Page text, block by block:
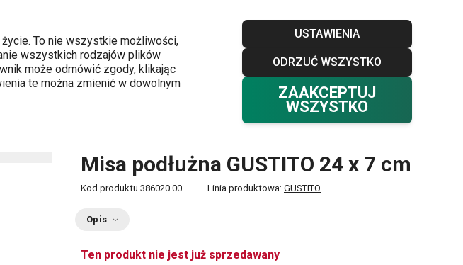
To nie wszystkie możliwości,
wszystkich rodzajów plików
może odmówić zgody, klikając
te można zmienić w dowolnym
USTAWIENIA
ODRZUĆ WSZYSTKO
ZAAKCEPTUJ
WSZYSTKO
zawartości
Blog Klub TESCOMA Kontakt
Ulubione Zaloguj się
0 Twój koszyk
0,00 zł
Misa podłużna GUSTITO 24 x 7 cm
Kod produktu 386020.00 Linia produktowa: GUSTITO
Opis
Ten produkt nie jest już sprzedawany